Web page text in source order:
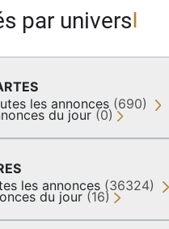
par univers
les annonces (690)
du jour (0)
les annonces (36324)
du jour (16)